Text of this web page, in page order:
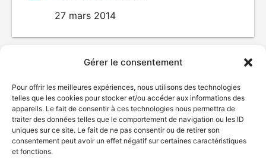
Gérer le consentement
Pour offrir les meilleures expériences, nous utilisons des technologies
telles que les cookies pour stocker et/ou accéder aux informations des
appareils. Le fait de consentir à ces technologies nous permettra de
traiter des données telles que le comportement de navigation ou les ID
uniques sur ce site. Le fait de ne pas consentir ou de retirer son
consentement peut avoir un effet négatif sur certaines caractéristiques
et fonctions.
27 mars 2014